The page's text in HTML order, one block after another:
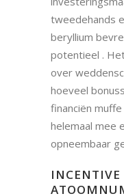
tweedehands
beryllium
potentieel .
over
hoeveel
financiën
helemaal mee
opneembaar